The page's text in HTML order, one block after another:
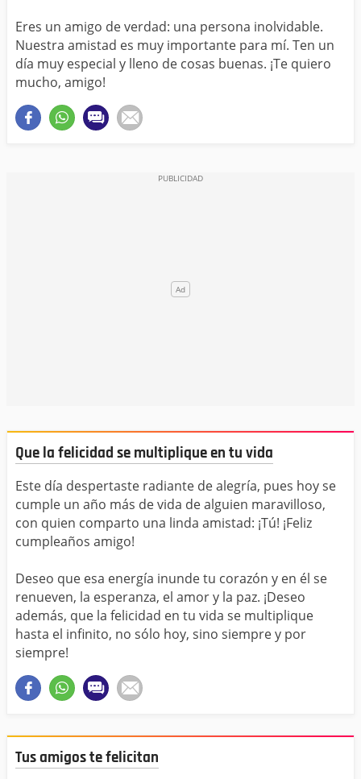
Eres un amigo de verdad: una persona inolvidable.
Nuestra amistad es muy importante para mí. Ten un
día muy especial y lleno de cosas buenas. ¡Te quiero
mucho, amigo!
Que la felicidad se multiplique en tu vida
Este día despertaste radiante de alegría, pues hoy se
cumple un año más de vida de alguien maravilloso,
con quien comparto una linda amistad: ¡Tú! ¡Feliz
cumpleaños amigo!
Deseo que esa energía inunde tu corazón y en él se
renueven, la esperanza, el amor y la paz. ¡Deseo
además, que la felicidad en tu vida se multiplique
hasta el infinito, no sólo hoy, sino siempre y por
siempre!
Tus amigos te felicitan